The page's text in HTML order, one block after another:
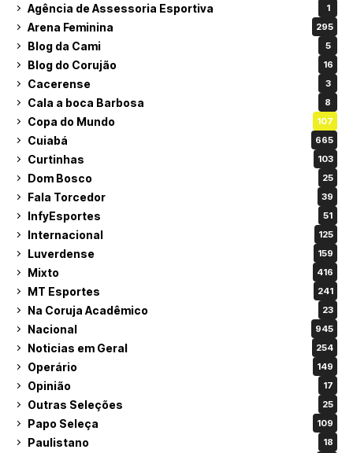
Agência de Assessoria Esportiva 1
Arena Feminina 295
Blog da Cami 5
Blog do Corujão 16
Cacerense 3
Cala a boca Barbosa 8
Copa do Mundo 107
Cuiabá 665
Curtinhas 103
Dom Bosco 25
Fala Torcedor 39
InfyEsportes 51
Internacional 125
Luverdense 159
Mixto 416
MT Esportes 241
Na Coruja Acadêmico 23
Nacional 945
Noticias em Geral 254
Operário 149
Opinião 17
Outras Seleções 25
Papo Seleça 109
Paulistano 18